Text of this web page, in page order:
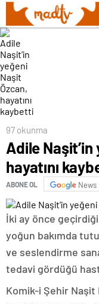
97 okunma
Adile
hayatını
ABONE OL News
İki ay önce geçirdiği
yoğun bakımda
ve seslendirme
tedavi gördüğü
Komik-i Şehir Naşit